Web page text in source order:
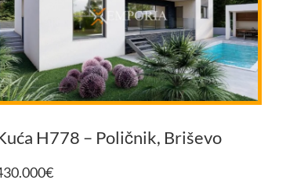
H778 – Poličnik, Briševo
€